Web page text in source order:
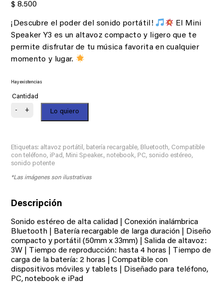
$ 8.500
¡Descubre el poder del sonido portátil!
El Mini
Speaker Y3 es un altavoz compacto y ligero que te
permite disfrutar de tu música favorita en cualquier
momento y lugar.
Hay existencias
-
PARLANTE
SPEAKER
PORTÁTIL
cantidad
+ Lo quiero
Etiquetas: altavoz portátil , batería recargable, Bluetooth, Compatible
con teléfono, iPad , Mini Speaker., notebook, PC,sonido estéreo,
sonido potente
Descripción
Sonido estéreo de alta calidad | Conexión inalámbrica
Bluetooth | Batería recargable de larga duración | Diseño
compacto y portátil (50mm x 33mm) | Salida de altavoz:
3W | Tiempo de reproducción: hasta 4 horas | Tiempo de
carga de la batería: 2 horas | Compatible con
dispositivos móviles y tablets | Diseñado para teléfono,
PC, notebook e iPad